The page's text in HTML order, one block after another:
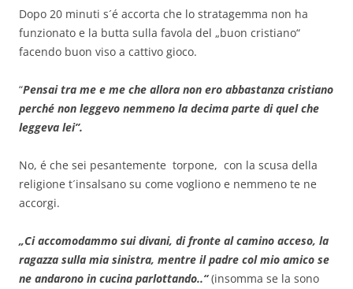
Dopo 20 minuti s´é accorta che lo stratagemma non ha
funzionato e la butta sulla favola del „buon cristiano“
facendo buon viso a cattivo gioco.
“Pensai tra me e me che allora non ero abbastanza cristiano
perché non leggevo nemmeno la decima parte di quel che
leggeva lei”.
No, é che sei pesantemente torpone, con la scusa della
religione t´insalsano su come vogliono e nemmeno te ne
accorgi.
„Ci accomodammo sui divani, di fronte al camino acceso, la
ragazza sulla mia sinistra, mentre il padre col mio amico se
ne andarono in cucina parlottando..“(insomma se la sono